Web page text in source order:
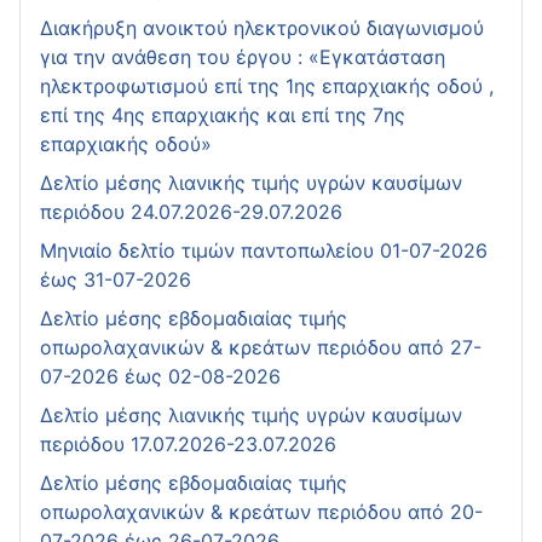
Διακήρυξη ανοικτού ηλεκτρονικού διαγωνισμού
για την ανάθεση του έργου : «Εγκατάσταση
ηλεκτροφωτισμού επί της 1ης επαρχιακής οδού ,
επί της 4ης επαρχιακής και επί της 7ης
επαρχιακής οδού»
Δελτίο μέσης λιανικής τιμής υγρών καυσίμων
περιόδου 24.07.2026-29.07.2026
Μηνιαίο δελτίο τιμών παντοπωλείου 01-07-2026
έως 31-07-2026
Δελτίο μέσης εβδομαδιαίας τιμής
οπωρολαχανικών & κρεάτων περιόδου από 27-
07-2026 έως 02-08-2026
Δελτίο μέσης λιανικής τιμής υγρών καυσίμων
περιόδου 17.07.2026-23.07.2026
Δελτίο μέσης εβδομαδιαίας τιμής
οπωρολαχανικών & κρεάτων περιόδου από 20-